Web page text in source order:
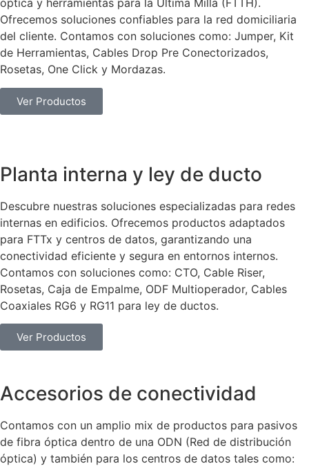
óptica y herramientas para la Última Milla (FTTH).
Ofrecemos soluciones confiables para la red domiciliaria
del cliente. Contamos con soluciones como: Jumper, Kit
de Herramientas, Cables Drop Pre Conectorizados,
Rosetas, One Click y Mordazas.
Ver Productos
Planta interna y ley de ducto
Descubre nuestras soluciones especializadas para redes
internas en edificios. Ofrecemos productos adaptados
para FTTx y centros de datos, garantizando una
conectividad eficiente y segura en entornos internos.
Contamos con soluciones como: CTO, Cable Riser,
Rosetas, Caja de Empalme, ODF Multioperador, Cables
Coaxiales RG6 y RG11 para ley de ductos.
Ver Productos
Accesorios de conectividad
Contamos con un amplio mix de productos para pasivos
de fibra óptica dentro de una ODN (Red de distribución
óptica) y también para los centros de datos tales como: